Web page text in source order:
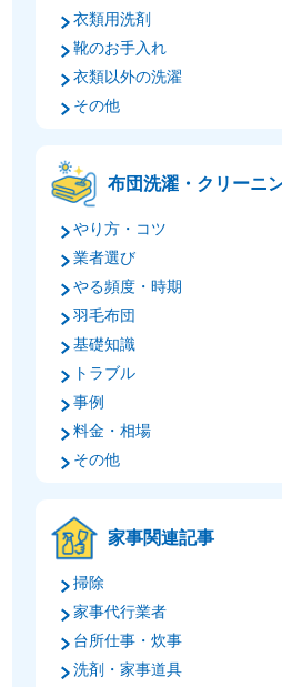
衣類用洗剤
靴のお手入れ
衣類以外の洗濯
その他
布団洗濯・クリーニ
やり方・コツ
業者選び
やる頻度・時期
羽毛布団
基礎知識
トラブル
事例
料金・相場
その他
家事関連記事
掃除
家事代行業者
台所仕事・炊事
洗剤・家事道具